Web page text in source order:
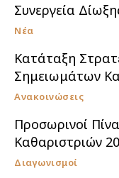
Συνεργεία
Νέα
Κατάταξη
Σημειωμάτων
Ανακοινώσεις
Προσωρινοί
Καθαριστριών
Διαγωνισμοί